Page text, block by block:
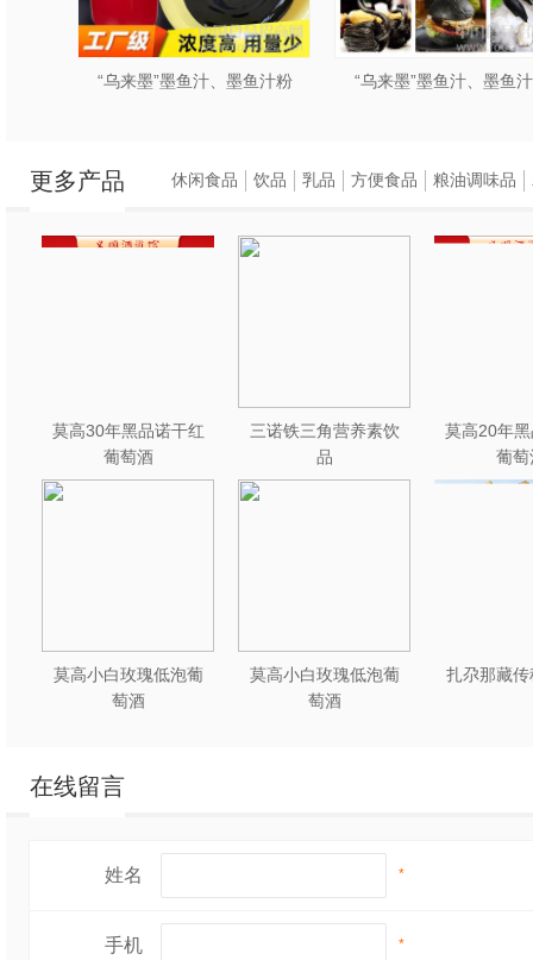
还原的新型护色抗
感；
肉、鱼肉等产品的粘
4.”乌来墨“墨鱼汁产
愈加饱满圆润，耐
味散失和衰减。
司全体员工热忱欢
“乌来墨”墨鱼汁、墨鱼汁粉 “乌来墨”墨鱼汁、墨鱼
更多产品
莫高30年黑品诺干红
葡萄酒
三诺铁三角营养素饮
品
莫高20年
葡萄
莫高小白玫瑰低泡葡
萄酒
莫高小白玫瑰低泡葡
萄酒
扎尕那藏
休闲食品 饮品 乳品 方便食品 粮油调味品
在线留言
姓名 *
手机 *